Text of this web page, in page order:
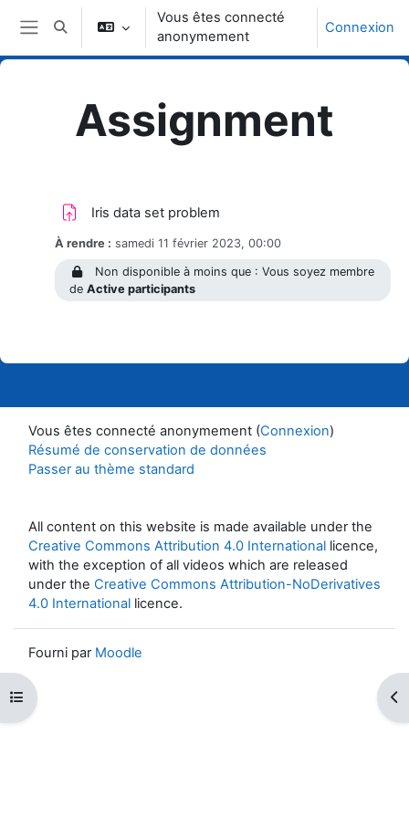
Passer au contenu principal
Panneau latéral
Activer/désactiver la saisie de recherche
Vous êtes connecté
anonymement
Connexion
Ouvrir l’index du cours
Assignment
Iris data set problem
À rendre : samedi 11 février 2023, 00:00
Non disponible à moins que : Vous soyez membre
de Active participants
Vous êtes connecté anonymement (Connexion)
Résumé de conservation de données
Passer au thème standard
All content on this website is made available under the
Creative Commons Attribution 4.0 International licence,
with the exception of all videos which are released
under the Creative Commons Attribution-NoDerivatives
4.0 International licence.
Fourni par Moodle